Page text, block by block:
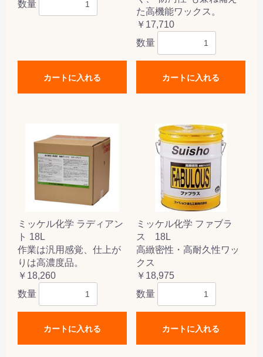
数量
カートに入れる
た高機能ワックス。
￥17,710
数量
カートに入れる
ミッケル化学 ラディアン
ト 18L
作業は汎用感覚、仕上が
りは高濃度品。
￥18,260
数量
カートに入れる
ミッケル化学 ファブラ
ス 18L
高緻密性・高耐久性ワッ
クス
￥18,975
数量
カートに入れる